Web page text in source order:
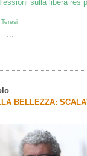
BELLEZZA: